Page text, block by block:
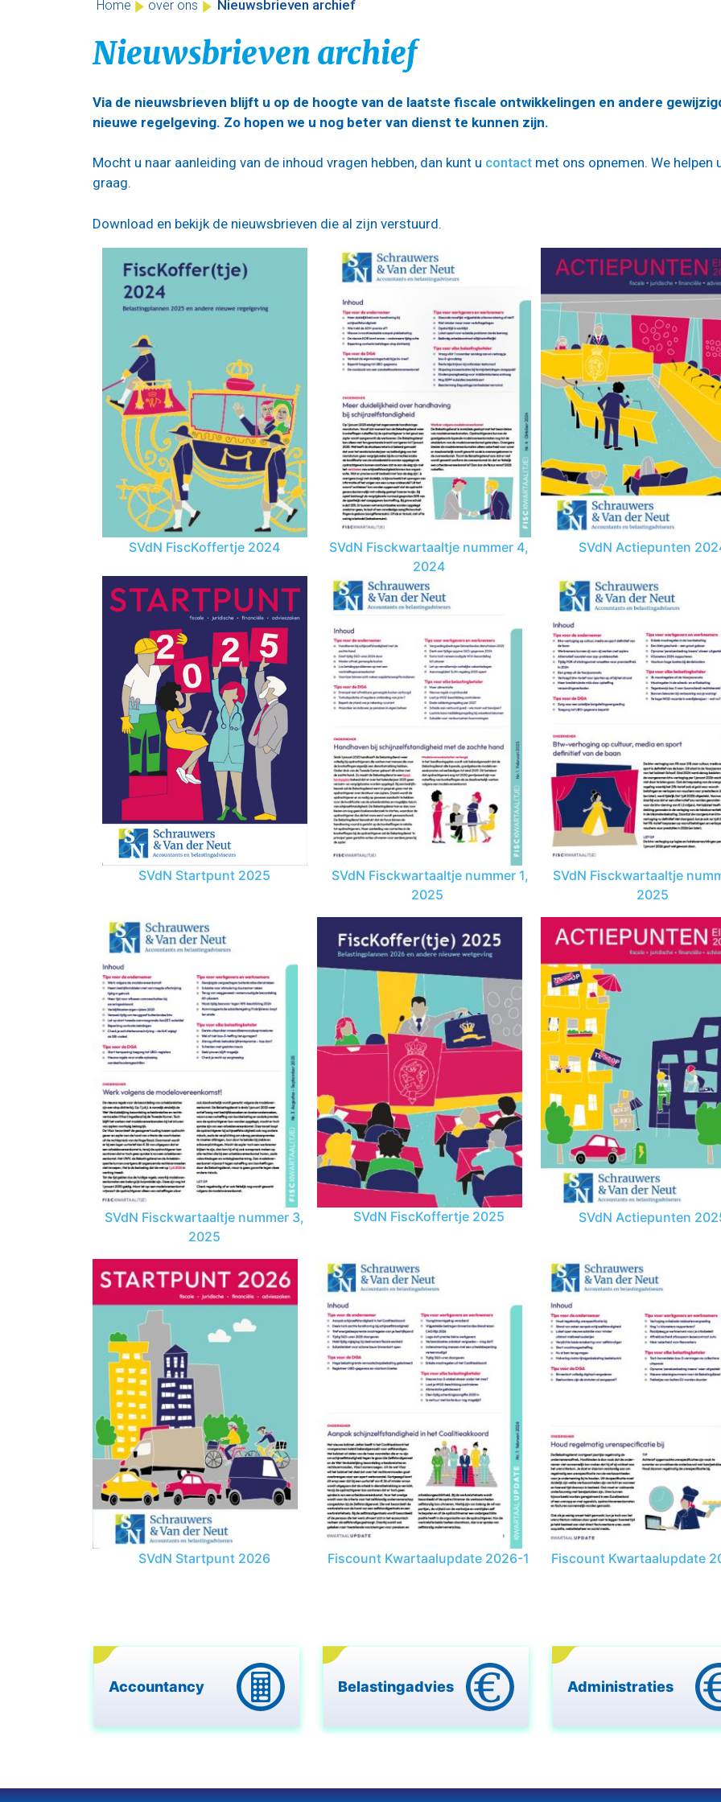
Home over ons Nieuwsbrieven archief
Nieuwsbrieven archief
Via de nieuwsbrieven blijft u op de hoogte van de laatste fiscale ontwikkelingen en andere
nieuwe regelgeving. Zo hopen we u nog beter van dienst te kunnen zijn.
Mocht u naar aanleiding van de inhoud vragen hebben, dan kunt u contact met ons opnemen. We helpen
graag.
Download en bekijk de nieuwsbrieven die al zijn verstuurd.
SVdN FiscKoffertje 2024
SVdN Fisckwartaaltje nummer 4,
2024
SVdN Actiepunten
SVdN Startpunt 2025
SVdN Fisckwartaaltje nummer 1,
2025
SVdN Fisckwartaaltje
2025
SVdN Fisckwartaaltje nummer 3,
2025
SVdN FiscKoffertje 2025 SVdN Actiepunten
SVdN Startpunt 2026 Fiscount Kwartaalupdate 2026-1 Fiscount Kwartaalupdate
Accountancy Belastingadvies Administraties